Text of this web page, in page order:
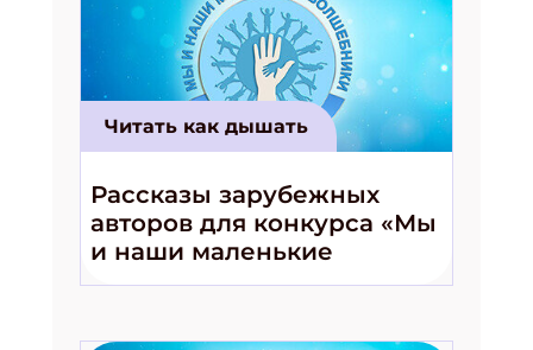
Читать как дышать
Рассказы зарубежных
авторов для конкурса «Мы
и наши маленькие
волшебники!»